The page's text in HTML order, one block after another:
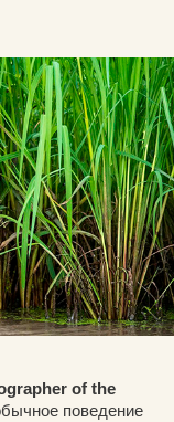
of the
поведение